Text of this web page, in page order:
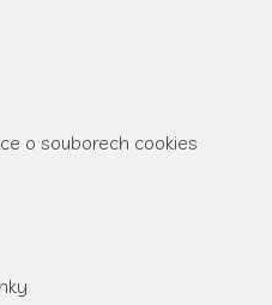
o souborech cookies